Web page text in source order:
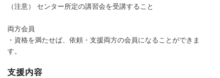
（注意） センター所定の講習会を受講すること
両方会員
・資格を満たせば、依頼・支援両方の会員になることができま
す。
支援内容